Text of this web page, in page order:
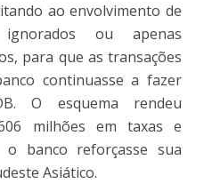
ao envolvimento de
ou apenas
para que as transações
continuasse a fazer
O esquema rendeu
milhões em taxas e
banco reforçasse sua
Asiático.